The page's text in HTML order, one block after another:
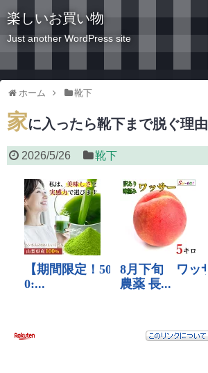
楽しいお買い物
Just another WordPress site
ホーム 靴下
家に入ったら靴下まで脱ぐ理由
2026/5/26 靴下